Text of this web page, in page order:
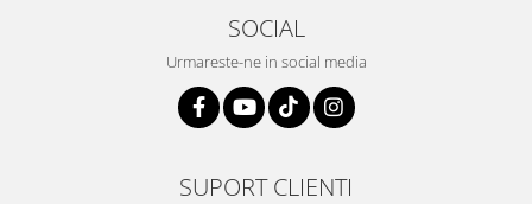
SOCIAL
Urmareste-ne in social media
SUPORT CLIENTI